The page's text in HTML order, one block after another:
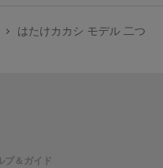
はたけカカシ モデル 二つ
プ＆ガイド